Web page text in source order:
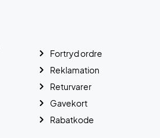
Fortryd ordre
Reklamation
Returvarer
Gavekort
Rabatkode